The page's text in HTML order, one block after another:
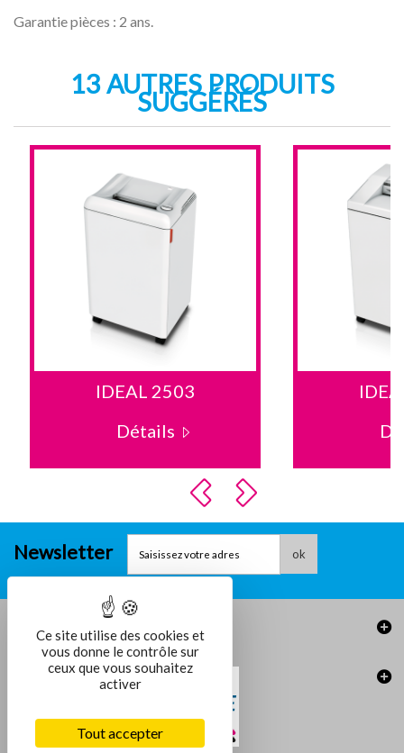
Garantie pièces : 2 ans.
13 AUTRES PRODUITS
SUGGÉRÉS
IDEAL 2503
Détails
Newsletter ok
Informations
Ce site utilise des cookies et
vous donne le contrôle sur
ceux que vous souhaitez
activer
Tout accepter